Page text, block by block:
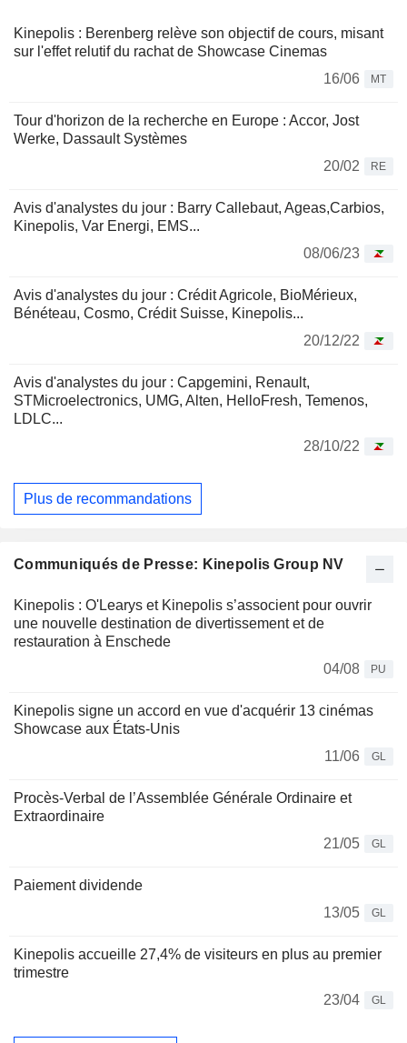
Kinepolis : Berenberg relève son objectif de cours, misant
sur l'effet relutif du rachat de Showcase Cinemas
16/06
MT
Tour d'horizon de la recherche en Europe : Accor, Jost
Werke, Dassault Systèmes
20/02
RE
Avis d'analystes du jour : Barry Callebaut, Ageas,Carbios,
Kinepolis, Var Energi, EMS...
08/06/23
Avis d'analystes du jour : Crédit Agricole, BioMérieux,
Bénéteau, Cosmo, Crédit Suisse, Kinepolis...
20/12/22
Avis d'analystes du jour : Capgemini, Renault,
STMicroelectronics, UMG, Alten, HelloFresh, Temenos,
LDLC...
28/10/22
Plus de recommandations
Communiqués de Presse: Kinepolis Group NV
Kinepolis : O'Learys et Kinepolis s’associent pour ouvrir
une nouvelle destination de divertissement et de
restauration à Enschede
04/08
PU
Kinepolis signe un accord en vue d'acquérir 13 cinémas
Showcase aux États-Unis
11/06
GL
Procès-Verbal de l’Assemblée Générale Ordinaire et
Extraordinaire
21/05
GL
Paiement dividende
13/05
GL
Kinepolis accueille 27,4% de visiteurs en plus au premier
trimestre
23/04
GL